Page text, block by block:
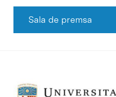
Sala de premsa